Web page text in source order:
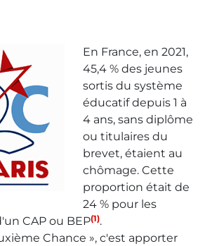
En France, en 2021,
45,4 % des jeunes
sortis du système
éducatif depuis 1 à
4 ans, sans diplôme
ou titulaires du
brevet, étaient au
chômage. Cette
proportion était de
24 % pour les
CAP ou BEP(1).
Chance », c'est apporter